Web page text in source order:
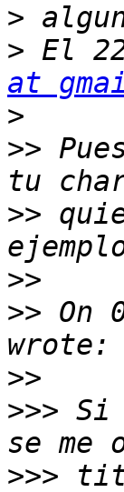
>
> El
at
>
>>
>>
>>
>> On
>>
>>> Si
>>>